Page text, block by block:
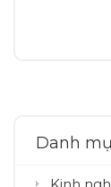
Danh
Kinh